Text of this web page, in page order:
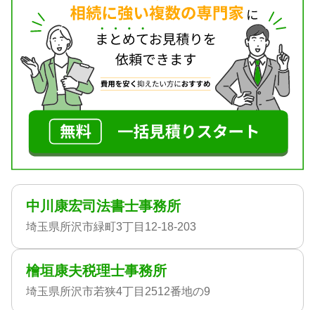
中川康宏司法書士事務所
埼玉県所沢市緑町3丁目12-18-203
檜垣康夫税理士事務所
埼玉県所沢市若狭4丁目2512番地の9